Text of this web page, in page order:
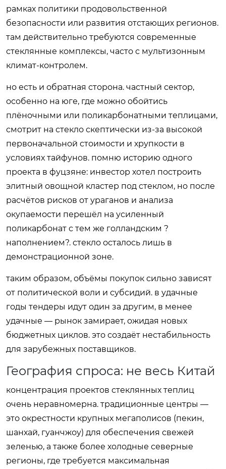
рамках политики продовольственной
безопасности или развития отстающих регионов.
там действительно требуются современные
стеклянные комплексы, часто с мультизонным
климат-контролем.
но есть и обратная сторона. частный сектор,
особенно на юге, где можно обойтись
плёночными или поликарбонатными теплицами,
смотрит на стекло скептически из-за высокой
первоначальной стоимости и хрупкости в
условиях тайфунов. помню историю одного
проекта в фуцзяне: инвестор хотел построить
элитный овощной кластер под стеклом, но после
расчётов рисков от ураганов и анализа
окупаемости перешёл на усиленный
поликарбонат с тем же голландским ?
наполнением?. стекло осталось лишь в
демонстрационной зоне.
таким образом, объёмы покупок сильно зависят
от политической воли и субсидий. в удачные
годы тендеры идут один за другим, в менее
удачные — рынок замирает, ожидая новых
бюджетных циклов. это создаёт нестабильность
для зарубежных поставщиков.
География спроса: не весь Китай
концентрация проектов стеклянных теплиц
очень неравномерна. традиционные центры —
это окрестности крупных мегаполисов (пекин,
шанхай, гуанчжоу) для обеспечения свежей
зеленью, а также более холодные северные
регионы, где требуется максимальная